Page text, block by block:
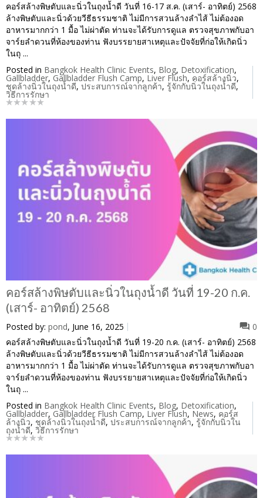
คอร์สล้างพิษตับและนิ่วในถุงน้ำดี วันที่ 16-17 ส.ค. (เสาร์- อาทิตย์) 2568
ล้างพิษตับและนิ่วด้วยวีธีธรรมชาติ ไม่มีการสวนล้างลำไส้ ไม่ต้องอด
อาหารมากกว่า 1 มื้อ ไม่ผ่าตัด ท่านจะได้รับการดูแล ตรวจสุขภาพกับอา
จาร์ยลำดวนที่ห้องของท่าน ฟังบรรยายสาเหตุและปัจจัยที่ก่อให้เกิดนิ่ว
ในถุ ...
Posted in Bangkok Health Clinic Events, Blog, Detoxification,
Gallbladder, Gallbladder Flush Camp, Liver Flush, คอร์สล้างนิ่ว,
ชุดล้างนิ่วในถุงน้ำดี, ประสบการณ์จากลูกค้า, รู้จักกับนิ่วในถุงน้ำดี,
วิธีการรักษา
คอร์สล้างพิษตับและนิ่วในถุงน้ำดี วันที่ 19-20 ก.ค.
(เสาร์- อาทิตย์) 2568
Posted by: pond, June 16, 2025
0
คอร์สล้างพิษตับและนิ่วในถุงน้ำดี วันที่ 19-20 ก.ค. (เสาร์- อาทิตย์) 2568
ล้างพิษตับและนิ่วด้วยวีธีธรรมชาติ ไม่มีการสวนล้างลำไส้ ไม่ต้องอด
อาหารมากกว่า 1 มื้อ ไม่ผ่าตัด ท่านจะได้รับการดูแล ตรวจสุขภาพกับอา
จาร์ยลำดวนที่ห้องของท่าน ฟังบรรยายสาเหตุและปัจจัยที่ก่อให้เกิดนิ่ว
ในถุ ...
Posted in Bangkok Health Clinic Events, Blog, Detoxification,
Gallbladder, Gallbladder Flush Camp, Liver Flush, News, คอร์ส
ล้างนิ่ว, ชุดล้างนิ่วในถุงน้ำดี, ประสบการณ์จากลูกค้า, รู้จักกับนิ่วใน
ถุงน้ำดี, วิธีการรักษา